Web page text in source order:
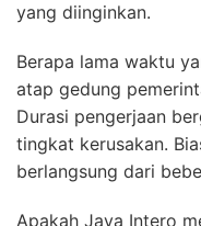
yang diinginkan.
Berapa lama waktu
atap gedung
Durasi pengerjaan
tingkat kerusakan.
berlangsung dari
Apakah Jaya Intero